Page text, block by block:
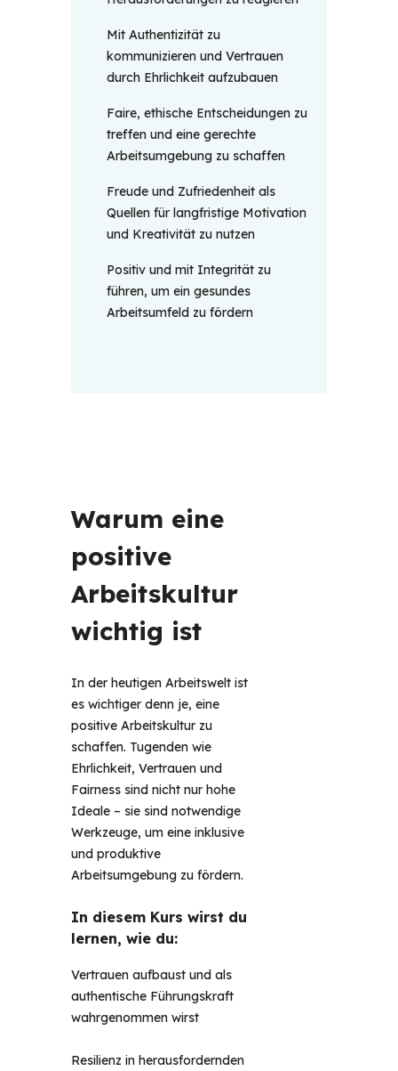
Mit Authentizität zu
kommunizieren und Vertrauen
durch Ehrlichkeit aufzubauen
Faire, ethische Entscheidungen zu
treffen und eine gerechte
Arbeitsumgebung zu schaffen
Freude und Zufriedenheit als
Quellen für langfristige Motivation
und Kreativität zu nutzen
Positiv und mit Integrität zu
führen, um ein gesundes
Arbeitsumfeld zu fördern
Warum eine
positive
Arbeitskultur
wichtig ist
In der heutigen Arbeitswelt ist
es wichtiger denn je, eine
positive Arbeitskultur zu
schaffen. Tugenden wie
Ehrlichkeit, Vertrauen und
Fairness sind nicht nur hohe
Ideale – sie sind notwendige
Werkzeuge, um eine inklusive
und produktive
Arbeitsumgebung zu fördern.
In diesem Kurs wirst du
lernen, wie du:
Vertrauen aufbaust und als
authentische Führungskraft
wahrgenommen wirst
Resilienz in herausfordernden